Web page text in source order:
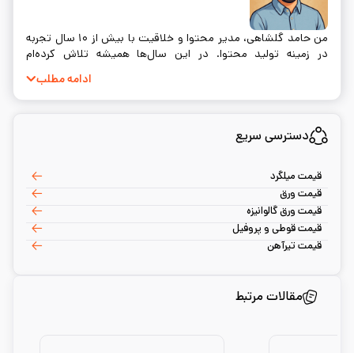
من حامد گلشاهی، مدیر محتوا و خلاقیت با بیش از ۱۰ سال تجربه
در زمینه تولید محتوا. در این سال‌ها همیشه تلاش کرده‌ام
واقعاً به سوالات و نیازهای او پاسخ دهد. خلق محتوا برای من فقط
یک شغل نیست؛ بلکه راهی‌ست برای ارتباط واقعی با آدم‌ها.
ادامه مطلب
دسترسی سریع
قیمت میلگرد
قیمت ورق
قیمت ورق گالوانیزه
قیمت قوطی و پروفیل
قیمت تیرآهن
مقالات مرتبط